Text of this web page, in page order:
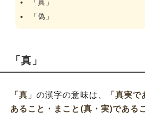
「真」
「偽」
「真」
「真」の漢字の意味は、
「真実
あること・まこと(真・実)である